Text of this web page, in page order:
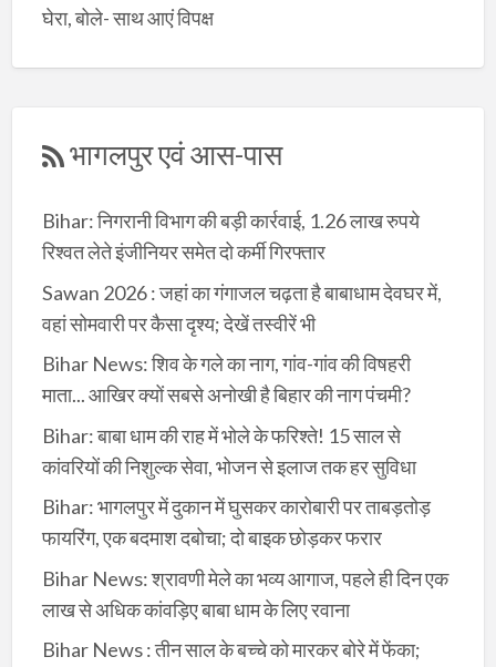
घेरा, बोले- साथ आएं विपक्ष
भागलपुर एवं आस-पास
Bihar: निगरानी विभाग की बड़ी कार्रवाई, 1.26 लाख रुपये
रिश्वत लेते इंजीनियर समेत दो कर्मी गिरफ्तार
Sawan 2026 : जहां का गंगाजल चढ़ता है बाबाधाम देवघर में,
वहां सोमवारी पर कैसा दृश्य; देखें तस्वीरें भी
Bihar News: शिव के गले का नाग, गांव-गांव की विषहरी
माता... आखिर क्यों सबसे अनोखी है बिहार की नाग पंचमी?
Bihar: बाबा धाम की राह में भोले के फरिश्ते! 15 साल से
कांवरियों की निशुल्क सेवा, भोजन से इलाज तक हर सुविधा
Bihar: भागलपुर में दुकान में घुसकर कारोबारी पर ताबड़तोड़
फायरिंग, एक बदमाश दबोचा; दो बाइक छोड़कर फरार
Bihar News: श्रावणी मेले का भव्य आगाज, पहले ही दिन एक
लाख से अधिक कांवड़िए बाबा धाम के लिए रवाना
Bihar News : तीन साल के बच्चे को मारकर बोरे में फेंका;